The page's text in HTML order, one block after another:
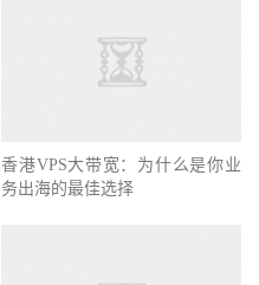
香港VPS大带宽：为什么是你业
务出海的最佳选择